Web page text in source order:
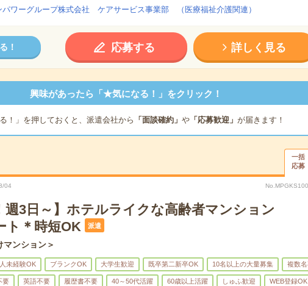
パワーグループ株式会社 ケアサービス事業部 （医療福祉介護関連）
！ 応募する 詳しく見る
興味があったら「★気になる！」をクリック！
る！」を押しておくと、派遣会社から 「面談確約」 や「応募歓迎」 が届きます！
一括
応募
04
週3日～】ホテルライクな高齢者マンション
ト＊時短OK
派遣
マンション＞
未経験OK ブランクOK 大学生歓迎 既卒第二新卒OK 10名以上の大量募集 複数
要 英語不要 履歴書不要 40～50代活躍 60歳以上活躍 しゅふ歓迎 WEB登録OK